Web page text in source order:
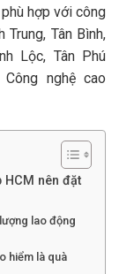
hợp với công
Trung, Tân Bình,
Lộc, Tân Phú
nghệ cao
nên đặt
lao động
hiểm là quà